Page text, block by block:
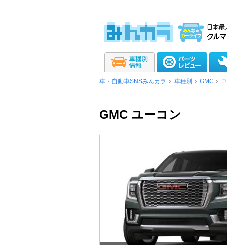
車・自動車SNSみんカラ 車種別 GMC
GMC ユーコン